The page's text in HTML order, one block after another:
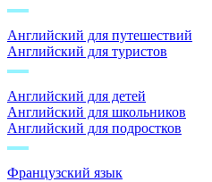
Английский для путешествий
Английский для туристов
Английский для детей
Английский для школьников
Английский для подростков
Французский язык